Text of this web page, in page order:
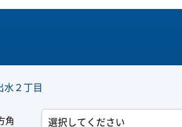
水２丁目
角